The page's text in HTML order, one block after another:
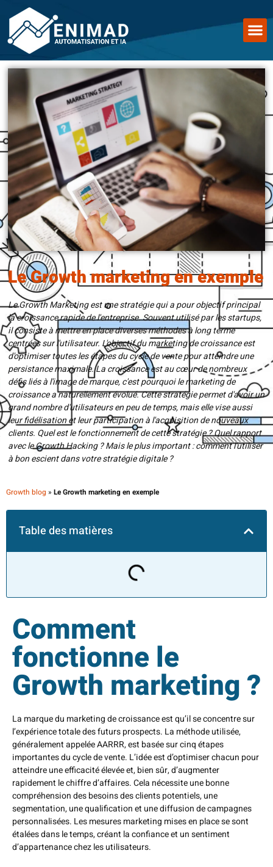
Le Growth marketing en exemple
Le Growth Marketing est une stratégie qui a pour objectif principal
la croissance rapide de l'entreprise. Souvent utilisé par les startups,
il consiste à mettre en place diverses méthodes à long terme
centrées sur l'utilisateur. L'objectif du marketing de croissance est
d'optimiser toutes les étapes du cycle de vente pour atteindre une
persistance maximale. La croissance est au cœur de nombreux
défis liés à l'image de marque, c'est pourquoi le marketing de
croissance a naturellement évolué. Cette stratégie permet d'avoir un
grand nombre d'utilisateurs en peu de temps, mais elle vise aussi
leur fidélisation et leur participation à l'acquisition de nouveaux
clients. Quel est le fonctionnement de cette stratégie ? Quel rapport
avec le Growth Hacking ? Mais le plus important : comment l'utiliser
à bon escient dans votre stratégie digitale ?
Growth blog » Le Growth marketing en exemple
Table des matières
Comment
fonctionne le
Growth marketing ?
La marque du marketing de croissance est qu’il se concentre sur
l’expérience totale des futurs prospects. La méthode utilisée,
généralement appelée AARRR, est basée sur cinq étapes
importantes du cycle de vente. L’idée est d’optimiser chacun pour
atteindre une efficacité élevée et, bien sûr, d’augmenter
rapidement le chiffre d’affaires. Cela nécessite une bonne
compréhension des besoins des clients potentiels, une
segmentation, une qualification et une diffusion de campagnes
personnalisées. Les mesures marketing mises en place se sont
étalées dans le temps, créant la confiance et un sentiment
d’appartenance chez les utilisateurs.